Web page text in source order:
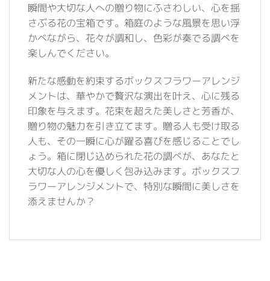
瞬間や大切な人への贈り物にふさわしい、心を揺
さぶる花の宝箱です。箱庭のような風景を思い浮
かべながら、花々が調和し、色彩が奏でる調べを
楽しんでください。
新たな感動を約束するボックスフラワーアレンジ
メントは、華やかで贅沢な演出を叶え、心に残る
印象を与えます。花束を超えた美しさと芳香が、
贈り物の魅力を引き立てます。贈る人も受け取る
人も、その一瞬に心が躍る喜びを感じることでし
ょう。箱に閉じ込められた花の調べが、あなたと
大切な人の心を優しく包み込みます。ボックスフ
ラワーアレンジメントで、特別な瞬間に美しさを
添えませんか？